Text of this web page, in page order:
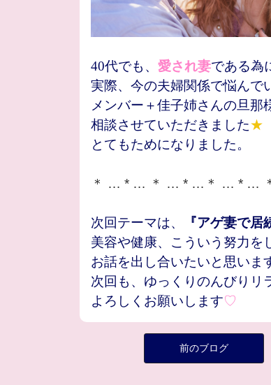
40代でも、 愛され妻である為
実際、今の夫婦関係で悩んで
メンバー＋佳子姉さんの旦那
相談させていただきました★
とてもためになりました。
＊ … * … ＊ … * …＊ … * …
次回テーマは、 『アゲ妻で居
美容や健康、こういう努力を
お話を出し合いたいと思いま
次回も、ゆっくりのんびりリ
よろしくお願いします♡
前のブログ